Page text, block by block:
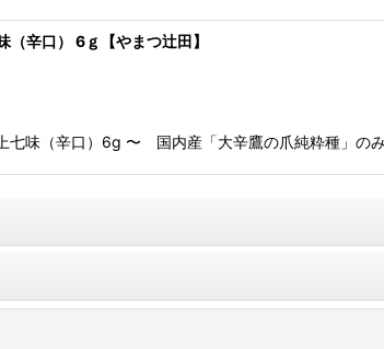
辛口） 6ｇ【やまつ辻田】
七味（辛口）6g 〜 国内産「大辛鷹の爪純粋種」